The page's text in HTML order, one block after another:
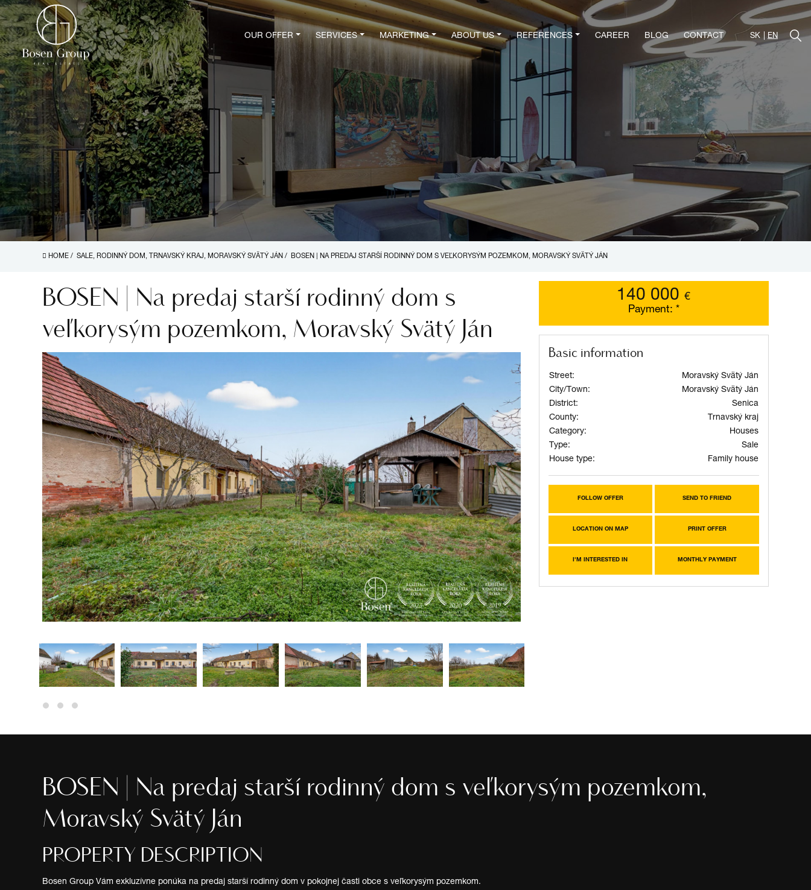
OUR OFFER SERVICES MARKETING ABOUT US REFERENCES CAREER BLOG CONTACT SK EN
HOME / SALE, RODINNÝ DOM, TRNAVSKÝ KRAJ, MORAVSKÝ SVÄTÝ JÁN / BOSEN | NA PREDAJ STARŠÍ RODINNÝ DOM S VEĽKORYSÝM POZEMKOM, MORAVSKÝ SVÄTÝ JÁN
BOSEN | Na predaj starší rodinný dom s
veľkorysým pozemkom, Moravský Svätý Ján
140 000€
Payment: *
Basic information
Street:
Moravský Svätý Ján
City/Town:
Moravský Svätý Ján
District:
Senica
County:
Trnavský kraj
Category:
Houses
Type:
Sale
House type:
Family house
FOLLOW OFFER SEND TO FRIEND
LOCATION ON MAP PRINT OFFER
I'M INTERESTED IN MONTHLY PAYMENT
BOSEN | Na predaj starší rodinný dom s veľkorysým pozemkom,
Moravský Svätý Ján
PROPERTY DESCRIPTION
Bosen Group Vám exkluzívne ponúka na predaj starší rodinný dom v pokojnej časti obce s veľkorysým pozemkom.